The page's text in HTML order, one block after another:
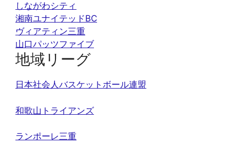
しながわシティ
湘南ユナイテッドBC
ヴィアティン三重
山口パッツファイブ
地域リーグ
日本社会人バスケットボール連盟
和歌山トライアンズ
ランポーレ三重